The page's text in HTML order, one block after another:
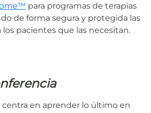
para programas de terapias
de forma segura y protegida las
los pacientes que las necesitan.
centra en aprender lo último en